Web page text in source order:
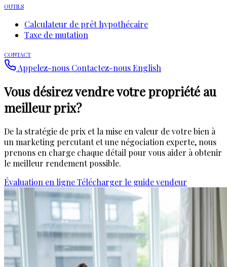
OUTILS
Calculateur de prêt hypothécaire
Taxe de mutation
CONTACT
Appelez-nous Contactez-nousEnglish
Vous désirez vendre votre propriété au
meilleur prix?
De la stratégie de prix et la mise en valeur de votre bien à
un marketing percutant et une négociation experte, nous
prenons en charge chaque détail pour vous aider à obtenir
le meilleur rendement possible.
Évaluation en ligneTélécharger le guide vendeur